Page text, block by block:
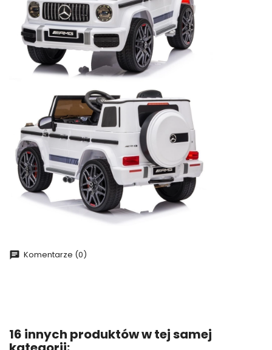
Komentarze (0)
16 innych produktów w tej samej
(5)